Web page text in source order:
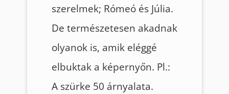
szerelmek; Rómeó és Júlia.
De természetesen akadnak
olyanok is, amik eléggé
elbuktak a képernyőn. Pl.:
A szürke 50 árnyalata.